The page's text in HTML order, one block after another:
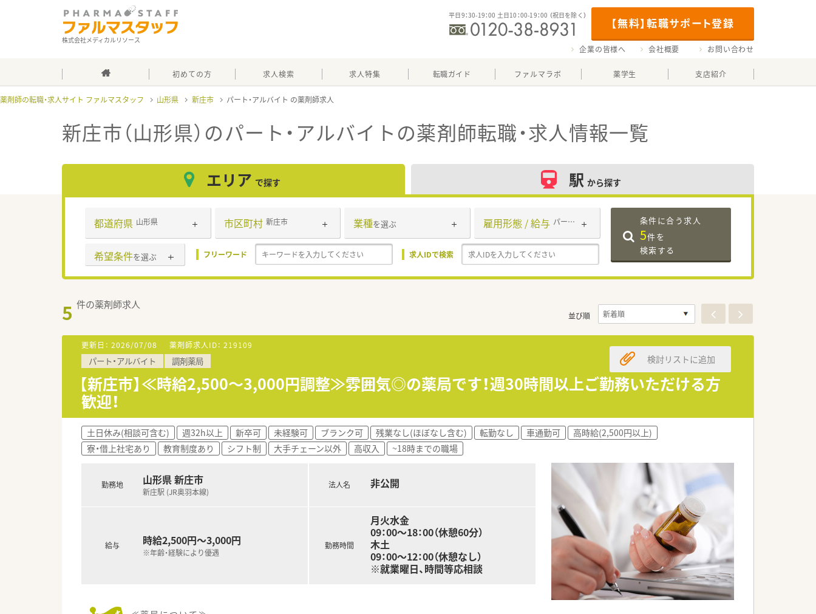
株式会社メディカルリソース
【無料】転職サポート登録
平日9：30-19：00 土日10：00-19：00 （祝日を除く）
企業の皆様へ 会社概要 お問い合わせ
初めての方 求人検索 求人特集 転職ガイド ファルマラボ 薬学生 支店紹介
薬剤師の転職・求人サイト ファルマスタッフ 山形県 新庄市 パート・アルバイト
新庄市（山形県）のパート・アルバイトの薬剤師転職・求人情報一覧
エリア で探す 駅 から探す
都道府県 山形県 市区町村 新庄市 業種を選ぶ 雇用形態 / 給与 パート・アルバイト
希望条件を選ぶ フリーワード 求人IDで検索
条件に合う求人
5件を
検索する
5 件の薬剤師求人
並び順
更新日： 2026/07/08 薬剤師求人ID： 219109
パート・アルバイト 調剤薬局
【新庄市】≪時給2,500～3,000円調整≫雰囲気◎の薬局です！週30時間以上ご勤務いただける方
歓迎！
検討リストに追加
土日休み(相談可含む) 週32h以上 新卒可 未経験可 ブランク可 残業なし(ほぼなし含む) 転勤なし 車通勤可
高時給(2,500円以上)
寮・借上社宅あり
教育制度あり シフト制 大手チェーン以外 高収入 ~18時までの職場
勤務地 山形県 新庄市
新庄駅 (JR奥羽本線)
給与 時給2,500円～3,000円
※年齢・経験により優遇
法人名 非公開
勤務時間
月火水金
09：00～18：00（休憩60分）
木土
09：00～12：00（休憩なし）
※就業曜日、時間等応相談